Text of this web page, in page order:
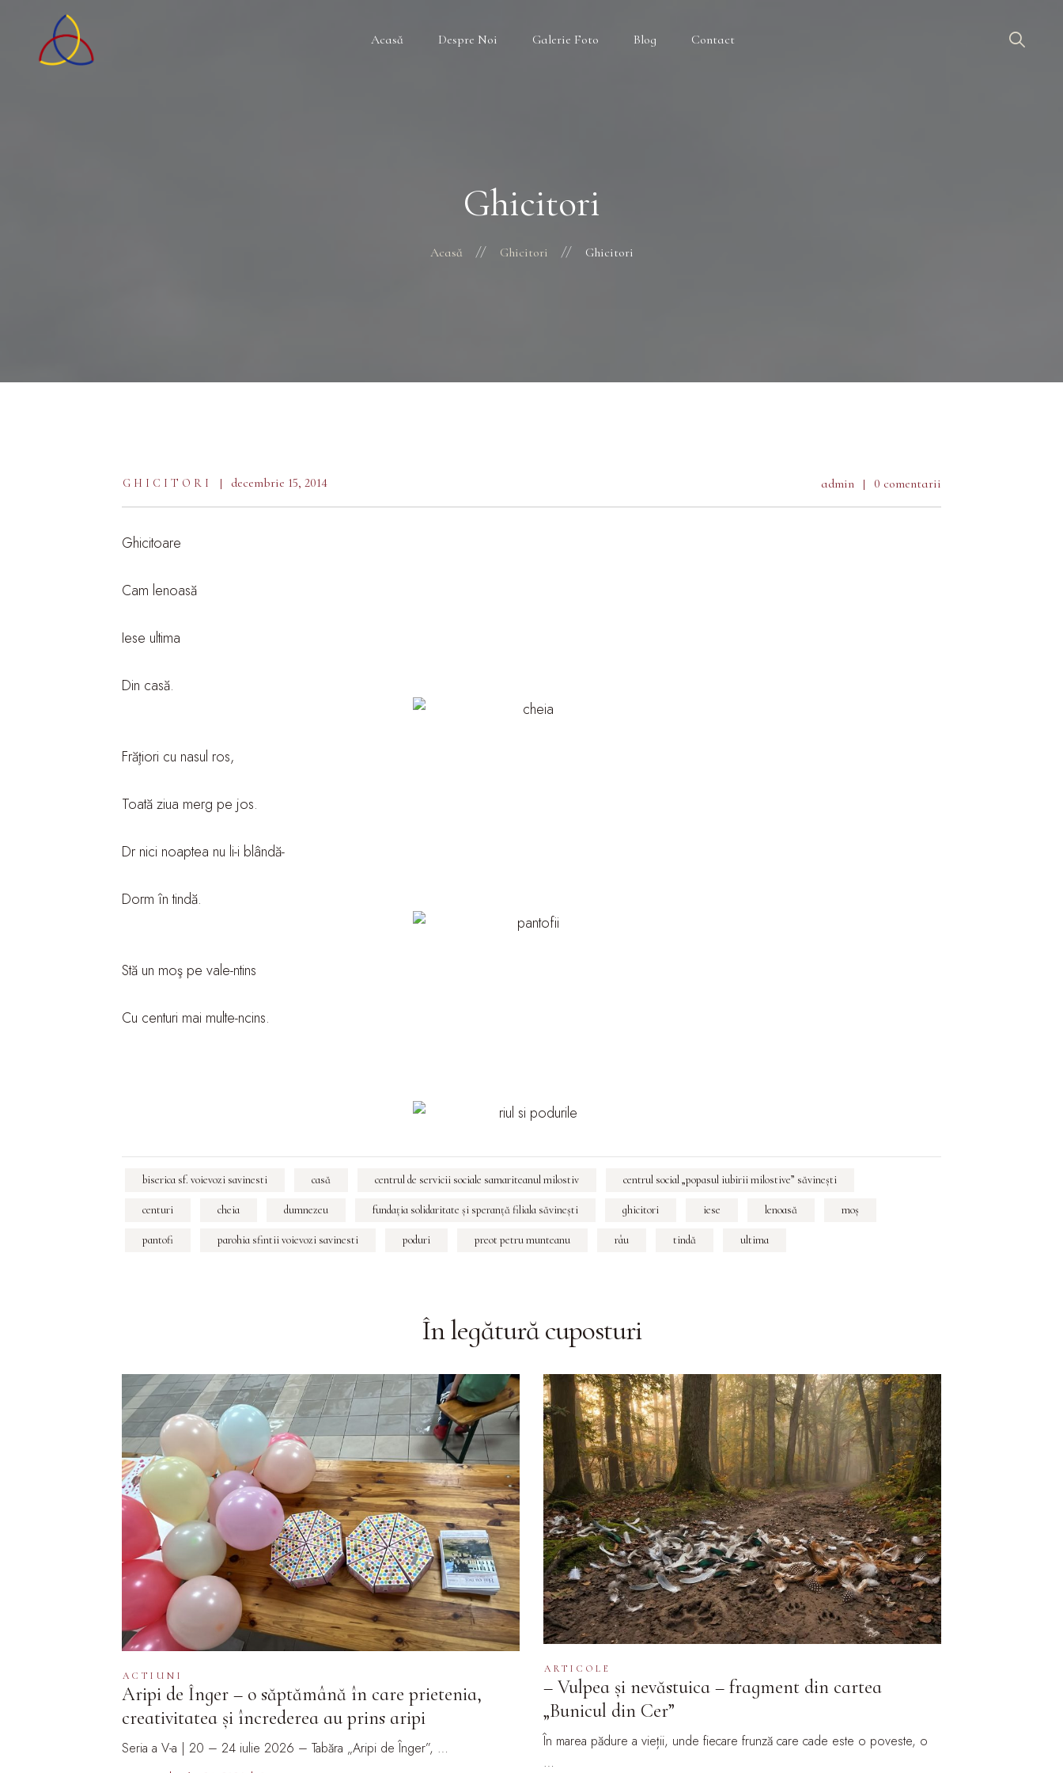
Acasă Despre Noi Galerie Foto Blog Contact
Ghicitori
Acasă Ghicitori Ghicitori
GHICITORI decembrie 15, 2014 admin 0 comentarii
Ghicitoare
Cam lenoasă
Iese ultima
Din casă.
Frăţiori cu nasul ros,
Toată ziua merg pe jos.
Dr nici noaptea nu li-i blândă-
Dorm în tindă.
Stă un moş pe vale-ntins
Cu centuri mai multe-ncins.
biserica sf. voievozi savinesti casă centrul de servicii sociale samariteanul milostiv centrul social „popasul iubirii milostive” săvineşti
centuri cheia dumnezeu fundaţia solidaritate şi speranţă filiala săvineşti ghicitori iese lenoasă moş
pantofi parohia sfintii voievozi savinesti poduri preot petru munteanu râu tindă ultima
În legătură cuposturi
ACTIUNI
Aripi de Înger – o săptămână în care prietenia,
creativitatea și încrederea au prins aripi
Seria a V-a | 20 – 24 iulie 2026 – Tabăra „Aripi de Înger”, …
ARTICOLE
– Vulpea și nevăstuica – fragment din cartea
„Bunicul din Cer”
În marea pădure a vieții, unde fiecare frunză care cade este o poveste, o
…